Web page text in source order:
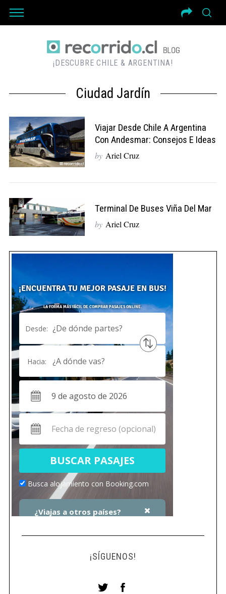
¡DESCUBRE CHILE & ARGENTINA!
Ciudad Jardín
Viajar Desde Chile A Argentina
Con Andesmar: Consejos E Ideas
by Ariel Cruz
Terminal De Buses Viña Del Mar
by Ariel Cruz
¡SÍGUENOS!